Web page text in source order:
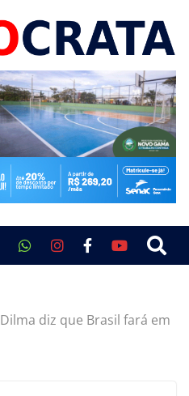
Dilma diz que Brasil fará em